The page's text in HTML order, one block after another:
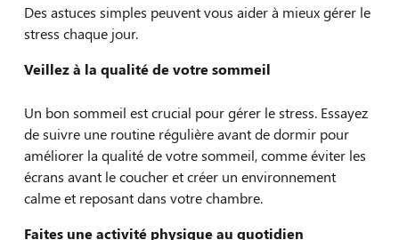
Des astuces simples peuvent vous aider à mieux gérer le
stress chaque jour.
Veillez à la qualité de votre sommeil
Un bon sommeil est crucial pour gérer le stress. Essayez
de suivre une routine régulière avant de dormir pour
améliorer la qualité de votre sommeil, comme éviter les
écrans avant le coucher et créer un environnement
calme et reposant dans votre chambre.
Faites une activité physique au quotidien